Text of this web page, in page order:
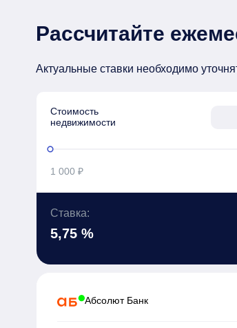
Рассчитайте
Актуальные ставки необходимо
Стоимость
недвижимости
1 000 ₽
Ставка:
5,75 %
Абсолют Банк